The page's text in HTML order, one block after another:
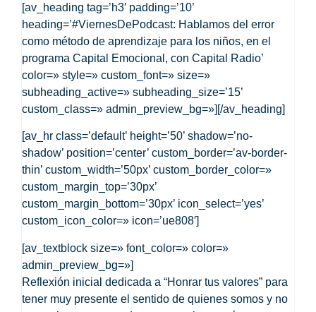
[av_heading tag=’h3′ padding=’10’
heading=’#ViernesDePodcast: Hablamos del error
como método de aprendizaje para los niños, en el
programa Capital Emocional, con Capital Radio’
color=» style=» custom_font=» size=»
subheading_active=» subheading_size=’15’
custom_class=» admin_preview_bg=»][/av_heading]
[av_hr class=’default’ height=’50’ shadow=’no-
shadow’ position=’center’ custom_border=’av-border-
thin’ custom_width=’50px’ custom_border_color=»
custom_margin_top=’30px’
custom_margin_bottom=’30px’ icon_select=’yes’
custom_icon_color=» icon=’ue808′]
[av_textblock size=» font_color=» color=»
admin_preview_bg=»]
Reflexión inicial dedicada a “Honrar tus valores” para
tener muy presente el sentido de quienes somos y no